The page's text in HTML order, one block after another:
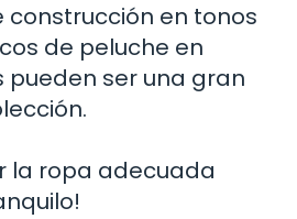
construcción en tonos
de peluche en
pueden ser una gran
la ropa adecuada